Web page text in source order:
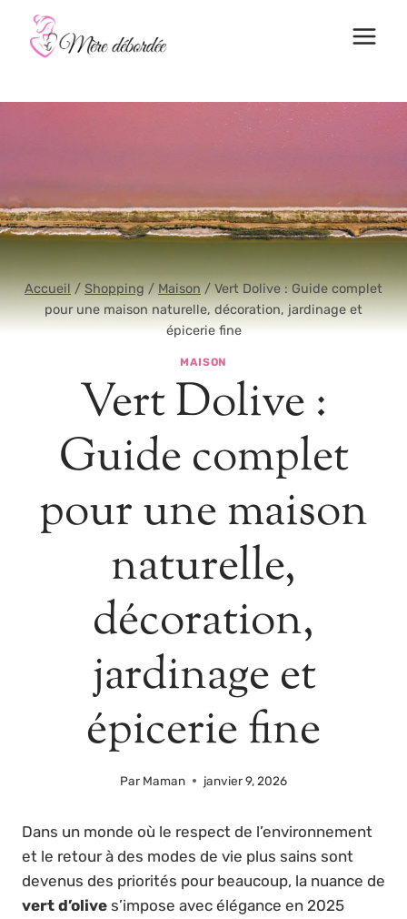
contenu
Accueil / Shopping / Maison / Vert Dolive : Guide complet
pour une maison naturelle, décoration, jardinage et
épicerie fine
MAISON
Vert Dolive :
Guide complet
pour une maison
naturelle,
décoration,
jardinage et
épicerie fine
Par Maman janvier 9, 2026
Dans un monde où le respect de l’environnement
et le retour à des modes de vie plus sains sont
devenus des priorités pour beaucoup, la nuance de
vert d’olive s’impose avec élégance en 2025